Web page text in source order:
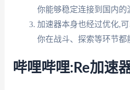
你能够稳定连接到国内的
加速器本身也经过优化,
你在战斗、探索等环节都
哔哩哔哩:Re加速